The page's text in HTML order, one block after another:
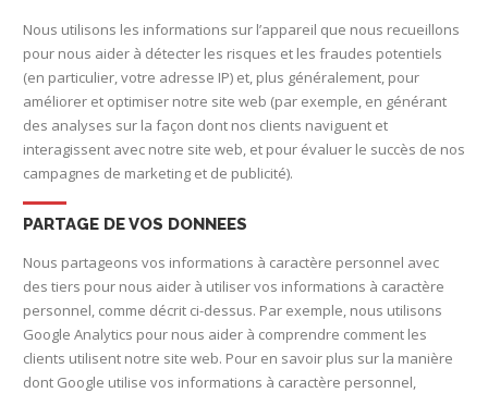
Nous utilisons les informations sur l’appareil que nous recueillons
pour nous aider à détecter les risques et les fraudes potentiels
(en particulier, votre adresse IP) et, plus généralement, pour
améliorer et optimiser notre site web (par exemple, en générant
des analyses sur la façon dont nos clients naviguent et
interagissent avec notre site web, et pour évaluer le succès de nos
campagnes de marketing et de publicité).
PARTAGE DE VOS DONNEES
Nous partageons vos informations à caractère personnel avec
des tiers pour nous aider à utiliser vos informations à caractère
personnel, comme décrit ci-dessus. Par exemple, nous utilisons
Google Analytics pour nous aider à comprendre comment les
clients utilisent notre site web. Pour en savoir plus sur la manière
dont Google utilise vos informations à caractère personnel,